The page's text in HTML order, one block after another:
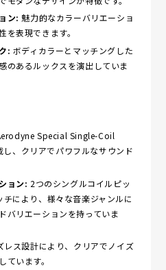
ン: 魅力的なカラーバリエーショ
を表現できます。
: ボディカラーとマッチングした
のあるルックスを演出していま
Special Single-Coil
、クリアでパワフルなサウンド
ョン: 2つのシングルコイルピッ
により、様々な音楽ジャンルに
バリエーションを持っていま
レス設計により、クリアでノイズ
ています。